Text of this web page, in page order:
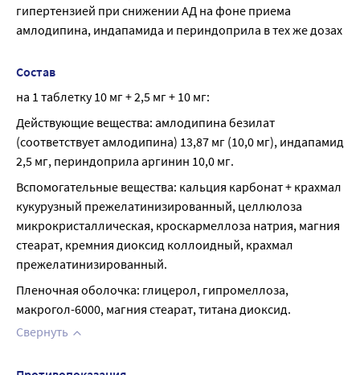
гипертензией при снижении АД на фоне приема
амлодипина, индапамида и периндоприла в тех же дозах
Состав
на 1 таблетку 10 мг + 2,5 мг + 10 мг:
Действующие вещества: амлодипина безилат
(соответствует амлодипина) 13,87 мг (10,0 мг), индапамид
2,5 мг, периндоприла аргинин 10,0 мг.
Вспомогательные вещества: кальция карбонат + крахмал
кукурузный прежелатинизированный, целлюлоза
микрокристаллическая, кроскармеллоза натрия, магния
стеарат, кремния диоксид коллоидный, крахмал
прежелатинизированный.
Пленочная оболочка: глицерол, гипромеллоза,
макрогол-6000, магния стеарат, титана диоксид.
Свернуть